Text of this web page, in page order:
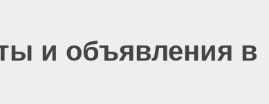
и объявления в